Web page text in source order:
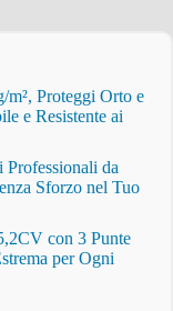
m², Proteggi Orto e
e Resistente ai
da
Sforzo nel Tuo
con 3 Punte
per Ogni